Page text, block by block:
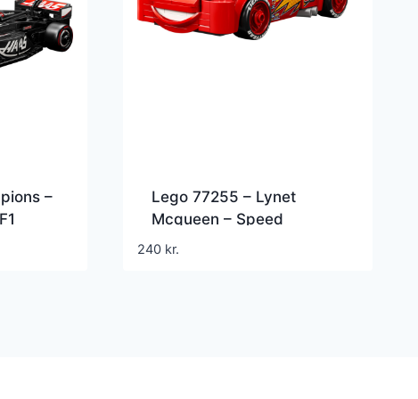
–
–
Lego 77255 – Lynet
Mcqueen – Speed
Champions – Disney Cars
240 kr.